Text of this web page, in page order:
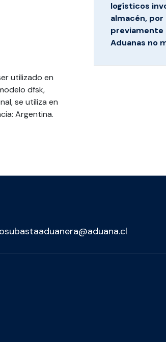
utilizado en
dfsk,
se utiliza en
Argentina.
logísticos
almacén,
previamente
Aduanas no